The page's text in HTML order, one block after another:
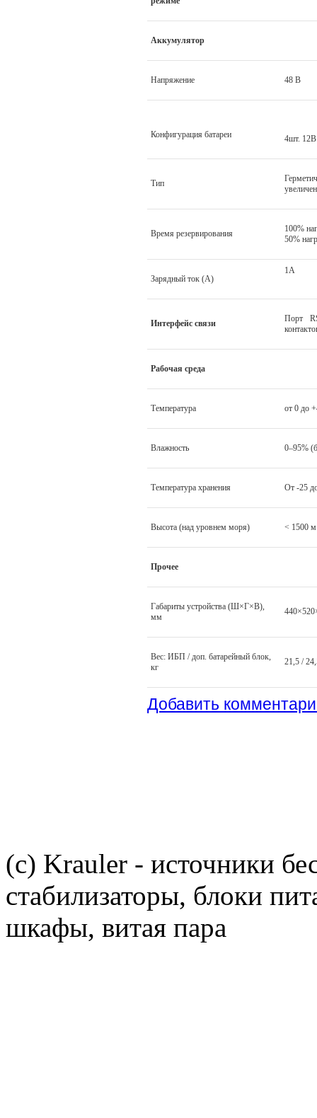
Аккумулятор
Напряжение 48 В
Конфигурация батареи 4шт.
Тип
Время резервирования
100%
50%
Зарядный ток (A)
1А
Интерфейс связи
Порт
Рабочая среда
Температура от 0 до
Влажность 0–95%
Температура хранения От -25
Высота (над уровнем моря) < 1500 м
Прочее
Габариты устройства (Ш×Г×В),
мм
Вес: ИБП / доп. батарейный блок,
кг
21,5 /
Добавить
(c) Krauler - источники
стабилизаторы, блоки
шкафы, витая пара